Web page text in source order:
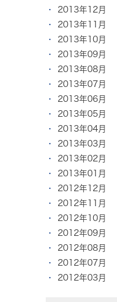
2013年12月
2013年11月
2013年10月
2013年09月
2013年08月
2013年07月
2013年06月
2013年05月
2013年04月
2013年03月
2013年02月
2013年01月
2012年12月
2012年11月
2012年10月
2012年09月
2012年08月
2012年07月
2012年03月